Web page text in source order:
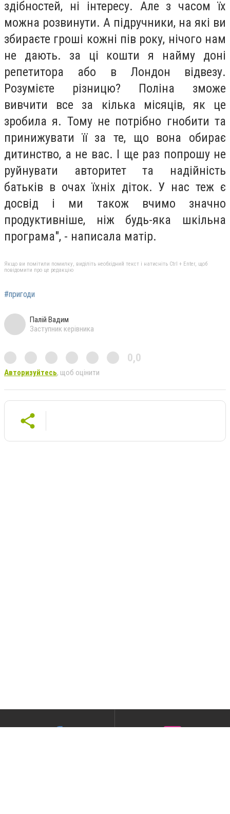
здібностей, ні інтересу. Але з часом їх
можна розвинути. А підручники, на які ви
збираєте гроші кожні пів року, нічого нам
не дають. за ці кошти я найму доні
репетитора або в Лондон відвезу.
Розумієте різницю? Поліна зможе
вивчити все за кілька місяців, як це
зробила я. Тому не потрібно гнобити та
принижувати її за те, що вона обирає
дитинство, а не вас. І ще раз попрошу не
руйнувати авторитет та надійність
батьків в очах їхніх діток. У нас теж є
досвід і ми також вчимо значно
продуктивніше, ніж будь-яка шкільна
програма", - написала матір.
Якщо ви помітили помилку, виділіть необхідний текст і натисніть Ctrl + Enter, щоб
повідомити про це редакцію
#пригоди
Палій Вадим
Заступник керівника
0,0
Авторизуйтесь, щоб оцінити